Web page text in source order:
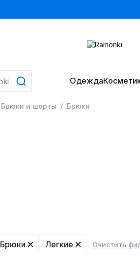
Одежда
Брюки и шорты Брюки
Брюки Легкие Очистить